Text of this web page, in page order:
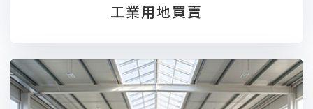
工業用地買賣